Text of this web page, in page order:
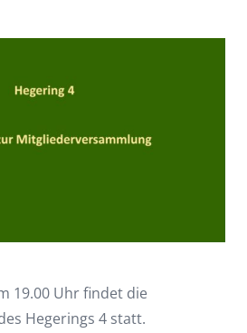
19.00 Uhr findet die
Hegerings 4 statt.